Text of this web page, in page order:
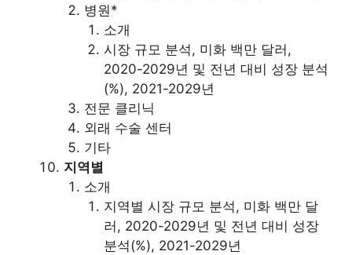
병원*
소개
시장 규모 분석, 미화 백만 달러,
2020-2029년 및 전년 대비 성장 분석
(%), 2021-2029년
전문 클리닉
외래 수술 센터
기타
지역별
소개
지역별 시장 규모 분석, 미화 백만 달
러, 2020-2029년 및 전년 대비 성장
분석(%), 2021-2029년